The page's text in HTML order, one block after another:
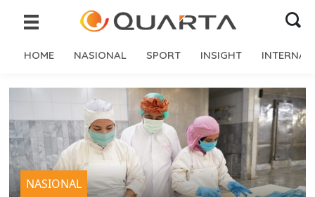
HOME NASIONAL SPORT INSIGHT
NASIONAL